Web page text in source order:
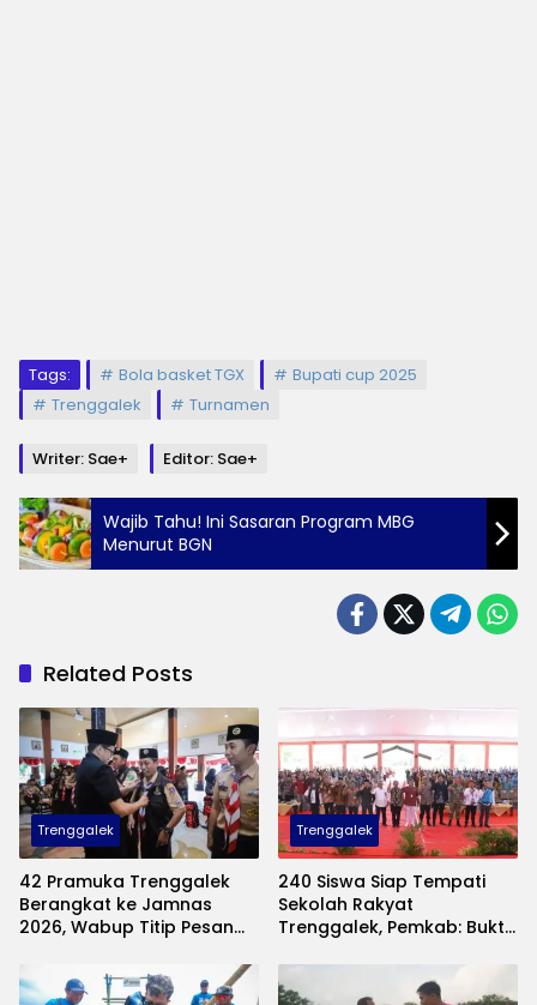
Tags: Bola basket TGX
Bupati cup 2025
Trenggalek
Turnamen
Writer: Sae+ Editor: Sae+
Wajib Tahu! Ini Sasaran Program MBG
Menurut BGN
Related Posts
Trenggalek
42 Pramuka Trenggalek
Berangkat ke Jamnas
2026, Wabup Titip Pesan
Trenggalek
240 Siswa Siap Tempati
Sekolah Rakyat
Trenggalek, Pemkab: Bukti
Anak Kurang Mampu